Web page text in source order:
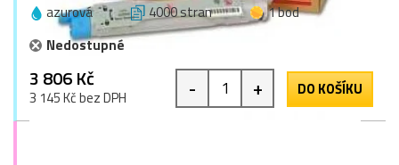
azurová 4000 stran
1 bod
Nedostupné
3 806 Kč
3 145 Kč bez DPH - + DO KOŠÍKU